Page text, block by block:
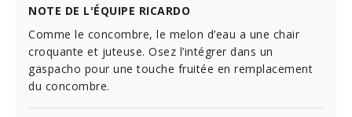
NOTE DE L'ÉQUIPE RICARDO
Comme le concombre, le melon d’eau a une chair
croquante et juteuse. Osez l’intégrer dans un
gaspacho pour une touche fruitée en remplacement
du concombre.